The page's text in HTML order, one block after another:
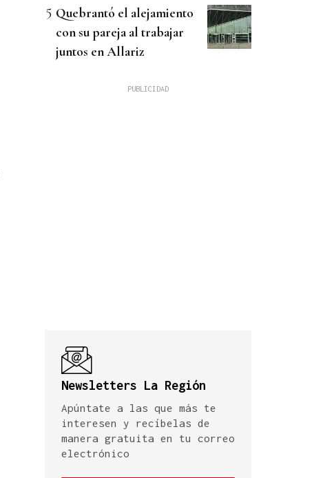
Quebrantó el alejamiento
con su pareja al trabajar
juntos en Allariz
Newsletters La Región
Apúntate a las que más te
interesen y recíbelas de
manera gratuita en tu correo
electrónico